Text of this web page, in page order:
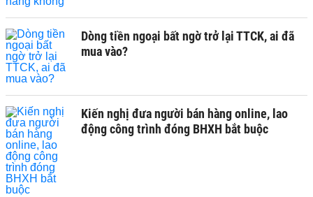
Dòng tiền ngoại bất ngờ trở lại TTCK, ai đã
mua vào?
Kiến nghị đưa người bán hàng online, lao
động công trình đóng BHXH bắt buộc